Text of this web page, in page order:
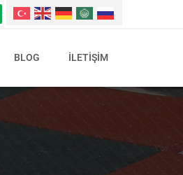
BLOG İLETIŞIM